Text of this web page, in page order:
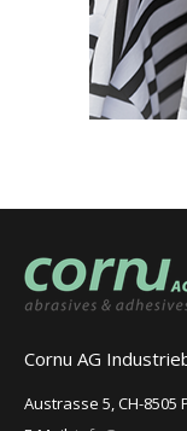
Cornu AG
Austrasse 5, CH-8505